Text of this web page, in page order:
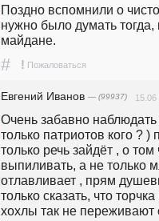
Поздно вспомнили о
нужно было думать
майдане.
# ! Пожаловаться
Евгений Иванов — (99937) 15.06
Очень забавно наблюдать
только патриотов кого ? )
только речь зайдёт , о
выпиливать, а не только
отлавливает , прям
только сказать, что
хохлы так не переживают